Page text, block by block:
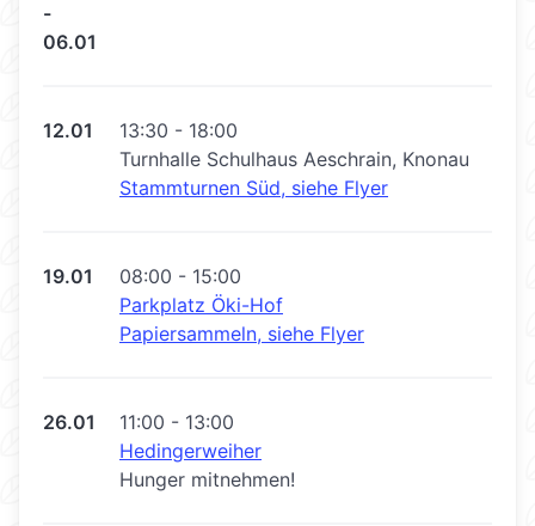
-
06.01
12.01
13:30 - 18:00
Turnhalle Schulhaus Aeschrain, Knonau
Stammturnen Süd, siehe Flyer
19.01
08:00 - 15:00
Parkplatz Öki-Hof
Papiersammeln, siehe Flyer
26.01
11:00 - 13:00
Hedingerweiher
Hunger mitnehmen!